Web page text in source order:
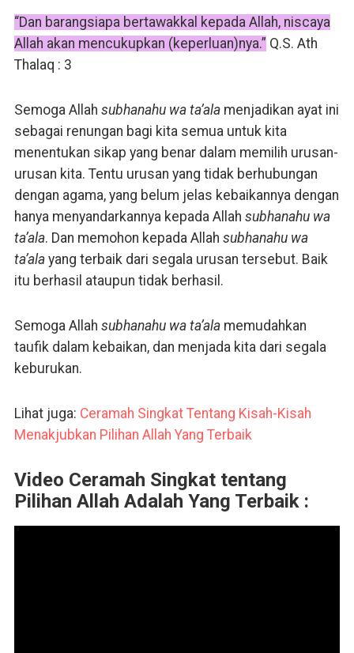
“Dan barangsiapa bertawakkal kepada Allah, niscaya
Allah akan mencukupkan (keperluan)nya.” Q.S. Ath
Thalaq : 3
Semoga Allah subhanahu wa ta’alamenjadikan ayat ini
sebagai renungan bagi kita semua untuk kita
menentukan sikap yang benar dalam memilih urusan-
urusan kita. Tentu urusan yang tidak berhubungan
dengan agama, yang belum jelas kebaikannya dengan
hanya menyandarkannya kepada Allah subhanahu wa
ta’ala. Dan memohon kepada Allah subhanahu wa
ta’alayang terbaik dari segala urusan tersebut. Baik
itu berhasil ataupun tidak berhasil.
Semoga Allah subhanahu wa ta’alamemudahkan
taufik dalam kebaikan, dan menjada kita dari segala
keburukan.
Lihat juga: Ceramah Singkat Tentang Kisah-Kisah
Menakjubkan Pilihan Allah Yang Terbaik
Video Ceramah Singkat tentang
Pilihan Allah Adalah Yang Terbaik :